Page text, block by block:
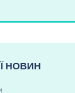
НОВИН